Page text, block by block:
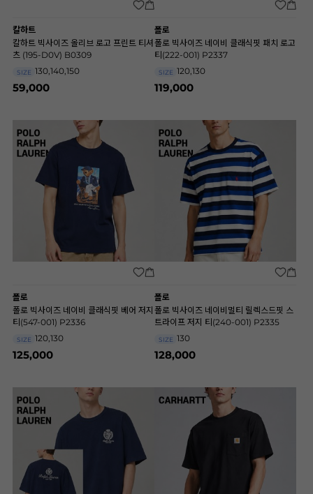
칼하트
칼하트 빅사이즈 올리브 로고 프린트 티셔
츠 (195-D0V) B0309
SIZE 130,140,150
59,000
폴로
폴로 빅사이즈 네이비 클래식핏 패치 로고
티(222-001) P2337
SIZE 120,130
119,000
폴로
폴로 빅사이즈 네이비 클래식핏 베어 저지
티(547-001) P2336
SIZE 120,130
125,000
폴로
폴로 빅사이즈 네이비멀티 릴렉스드핏 스
트라이프 저지 티(240-001) P2335
SIZE 130
128,000